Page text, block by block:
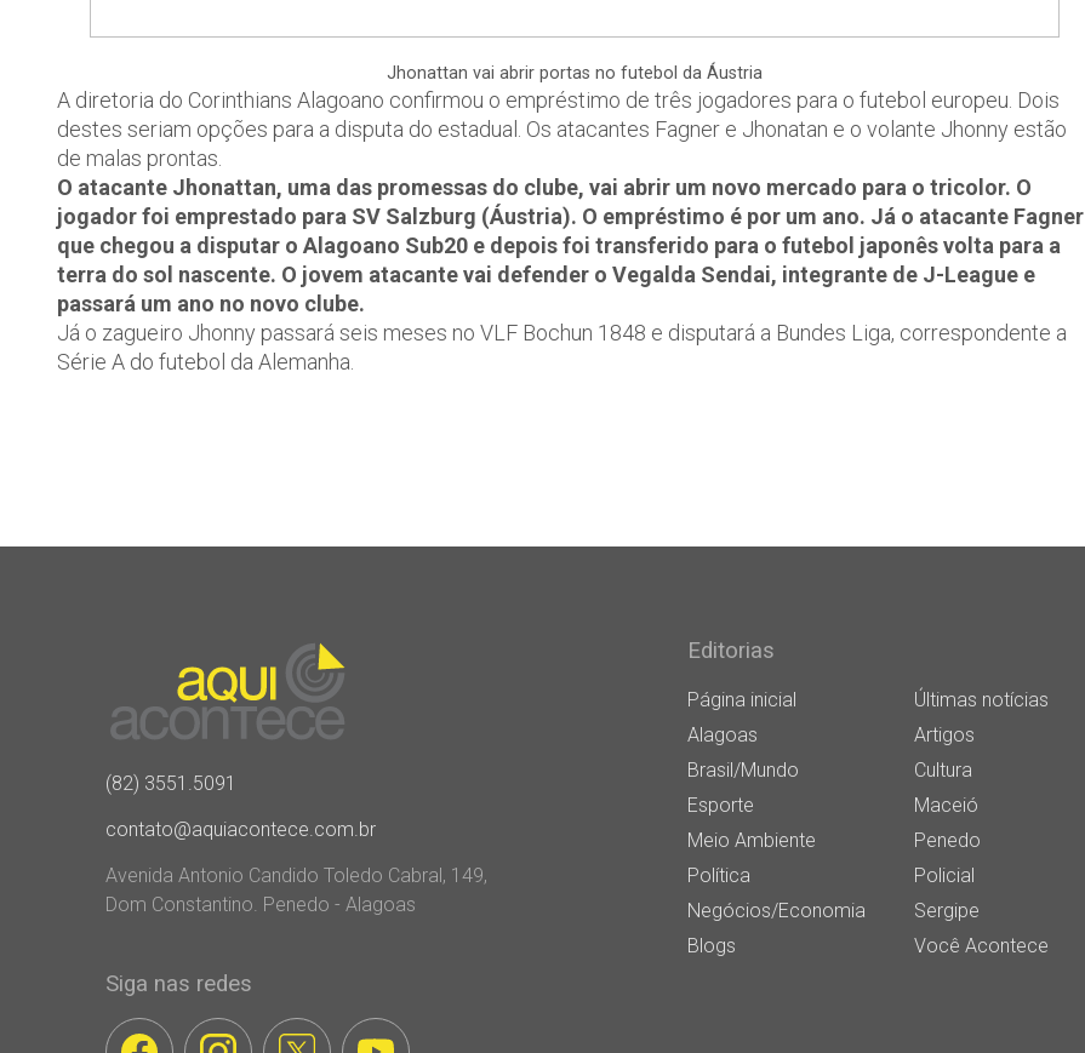
Jhonattan vai abrir portas no futebol da Áustria
A diretoria do Corinthians Alagoano confirmou o empréstimo de três jogadores para o futebol europeu. Dois
destes seriam opções para a disputa do estadual. Os atacantes Fagner e Jhonatan e o volante Jhonny estão
de malas prontas.
O atacante Jhonattan, uma das promessas do clube, vai abrir um novo mercado para o tricolor. O
jogador foi emprestado para SV Salzburg (Áustria). O empréstimo é por um ano. Já o atacante Fagner
que chegou a disputar o Alagoano Sub20 e depois foi transferido para o futebol japonês volta para a
terra do sol nascente. O jovem atacante vai defender o Vegalda Sendai, integrante de J-League e
passará um ano no novo clube.
Já o zagueiro Jhonny passará seis meses no VLF Bochun 1848 e disputará a Bundes Liga, correspondente a
Série A do futebol da Alemanha.
(82) 3551.5091
contato@aquiacontece.com.br
Avenida Antonio Candido Toledo Cabral, 149,
Dom Constantino. Penedo - Alagoas
Siga nas redes
Editorias
Página inicial
Últimas notícias
Alagoas
Artigos
Brasil/Mundo
Cultura
Esporte
Maceió
Meio Ambiente
Penedo
Política
Policial
Negócios/Economia
Sergipe
Blogs
Você Acontece